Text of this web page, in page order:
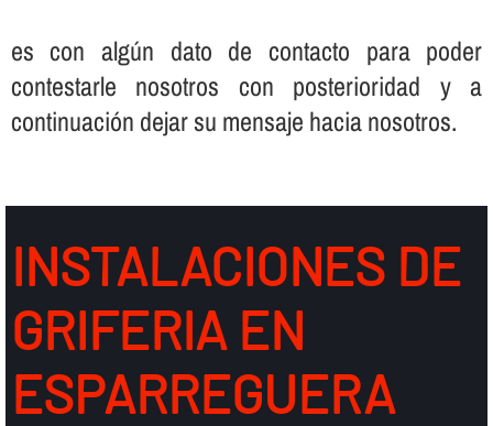
es con algún dato de contacto para poder
contestarle nosotros con posterioridad y a
continuación dejar su mensaje hacia nosotros.
INSTALACIONES DE
GRIFERIA EN
ESPARREGUERA